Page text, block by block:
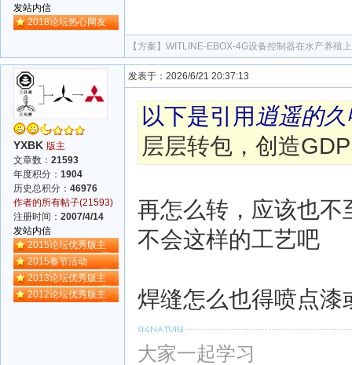
发站内信
2018论坛热心网友
【方案】 WITLINE-EBOX-4G设备控制器在水产养殖
YXBK 版主
文章数： 21593
年度积分： 1904
历史总积分： 46976
作者的所有帖子(21593)
注册时间： 2007/4/14
发站内信
2015论坛优秀版主
2015春节活动
2013论坛优秀版主
2012论坛优秀版主
发表于：2026/6/21 20:37:13
以下是引用 逍遥的
层层转包，创造GDP
再怎么转，应该也
不会这样的工艺吧
焊缝怎么也得喷点
大家一起学习